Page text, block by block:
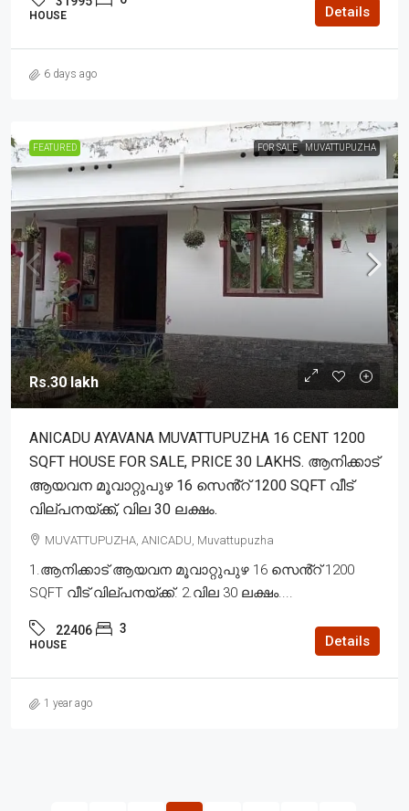
HOUSE Details
6 days ago
FEATURED FOR SALE MUVATTUPUZHA
Rs.30 lakh
ANICADU AYAVANA MUVATTUPUZHA 16 CENT 1200
SQFT HOUSE FOR SALE, PRICE 30 LAKHS. ആനിക്കാട്
ആയവന മൂവാറ്റുപുഴ 16 സെൻ്റ് 1200 SQFT വീട്
വില്പനയ്ക്ക്, വില 30 ലക്ഷം.
MUVATTUPUZHA, ANICADU, Muvattupuzha
1.ആനിക്കാട് ആയവന മൂവാറ്റുപുഴ 16 സെൻ്റ് 1200
SQFT വീട് വില്പനയ്ക്ക്. 2.വില 30 ലക്ഷം....
22406 3
HOUSE Details
1 year ago